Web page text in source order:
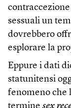
sessuali un
dovrebbero
esplorare la
Eppure i dati
statunitensi
fenomeno che